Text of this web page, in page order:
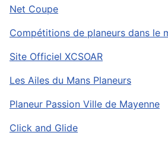
Net Coupe
Compétitions de planeurs dans le
Site Officiel XCSOAR
Les Ailes du Mans Planeurs
Planeur Passion Ville de Mayenne
Click and Glide